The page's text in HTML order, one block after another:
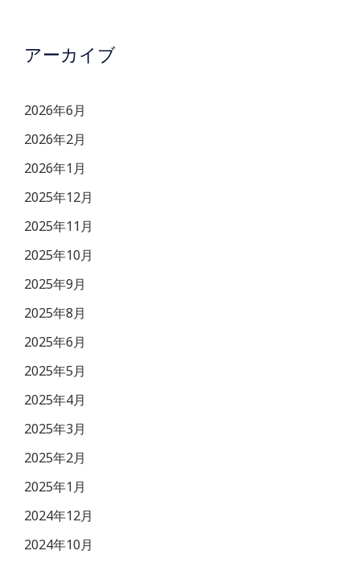
アーカイブ
2026年6月
2026年2月
2026年1月
2025年12月
2025年11月
2025年10月
2025年9月
2025年8月
2025年6月
2025年5月
2025年4月
2025年3月
2025年2月
2025年1月
2024年12月
2024年10月